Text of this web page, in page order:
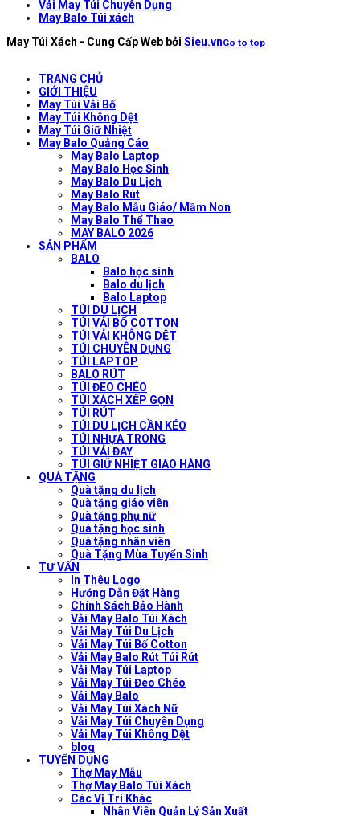
Vải May Túi Chuyên Dụng
May Balo Túi xách
May Túi Xách - Cung Cấp Web bởi Sieu.vnGo to top
TRANG CHỦ
GIỚI THIỆU
May Túi Vải Bố
May Túi Không Dệt
May Túi Giữ Nhiệt
May Balo Quảng Cáo
May Balo Laptop
May Balo Học Sinh
May Balo Du Lịch
May Balo Rút
May Balo Mẫu Giáo/ Mầm Non
May Balo Thể Thao
MAY BALO 2026
SẢN PHẨM
BALO
Balo học sinh
Balo du lịch
Balo Laptop
TÚI DU LỊCH
TÚI VẢI BỐ COTTON
TÚI VẢI KHÔNG DỆT
TÚI CHUYÊN DỤNG
TÚI LAPTOP
BALO RÚT
TÚI ĐEO CHÉO
TÚI XÁCH XẾP GỌN
TÚI RÚT
TÚI DU LỊCH CẦN KÉO
TÚI NHỰA TRONG
TÚI VẢI ĐAY
TÚI GIỮ NHIỆT GIAO HÀNG
QUÀ TẶNG
Quà tặng du lịch
Quà tặng giáo viên
Quà tặng phụ nữ
Quà tặng học sinh
Quà tặng nhân viên
Quà Tặng Mùa Tuyển Sinh
TƯ VẤN
In Thêu Logo
Hướng Dẫn Đặt Hàng
Chính Sách Bảo Hành
Vải May Balo Túi Xách
Vải May Túi Du Lịch
Vải May Túi Bố Cotton
Vải May Balo Rút Túi Rút
Vải May Túi Laptop
Vải May Túi Đeo Chéo
Vải May Balo
Vải May Túi Xách Nữ
Vải May Túi Chuyên Dụng
Vải May Túi Không Dệt
blog
TUYỂN DỤNG
Thợ May Mẫu
Thợ May Balo Túi Xách
Các Vị Trí Khác
Nhân Viên Quản Lý Sản Xuất